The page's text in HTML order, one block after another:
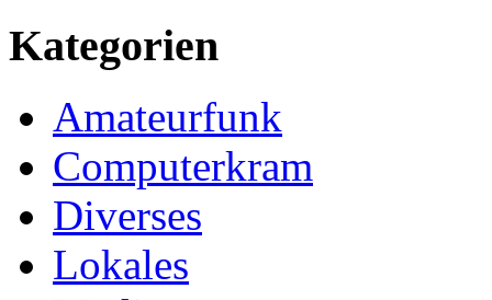
Kategorien
Amateurfunk
Computerkram
Diverses
Lokales